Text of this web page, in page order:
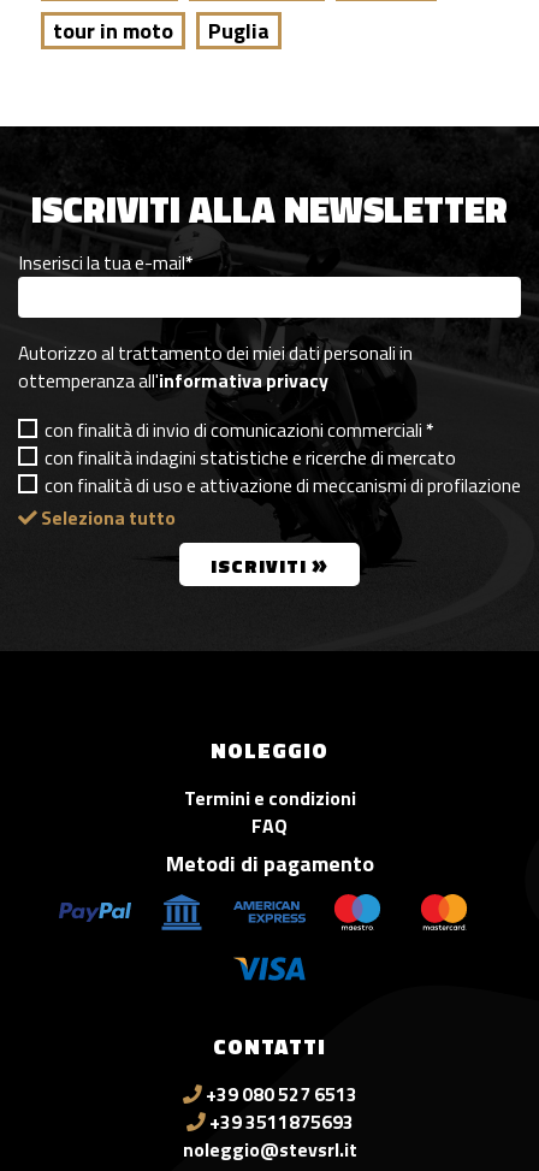
tour in moto
Puglia
ISCRIVITI ALLA NEWSLETTER
Inserisci la tua e-mail*
Autorizzo al trattamento dei miei dati personali in
ottemperanza all'informativa privacy
con finalità di invio di comunicazioni commerciali*
con finalità indagini statistiche e ricerche di mercato
con finalità di uso e attivazione di meccanismi di profilazione
Seleziona tutto
ISCRIVITI »
CONTATTI
+39 080 527 6513
+39 3511875693
noleggio@stevsrl.it
NOLEGGIO
Termini e condizioni
FAQ
Metodi di pagamento